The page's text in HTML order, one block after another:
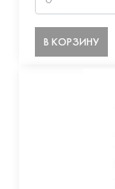
В КОРЗИНУ